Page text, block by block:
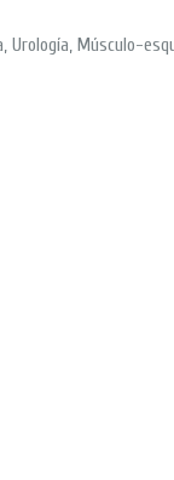
Urología, Músculo-